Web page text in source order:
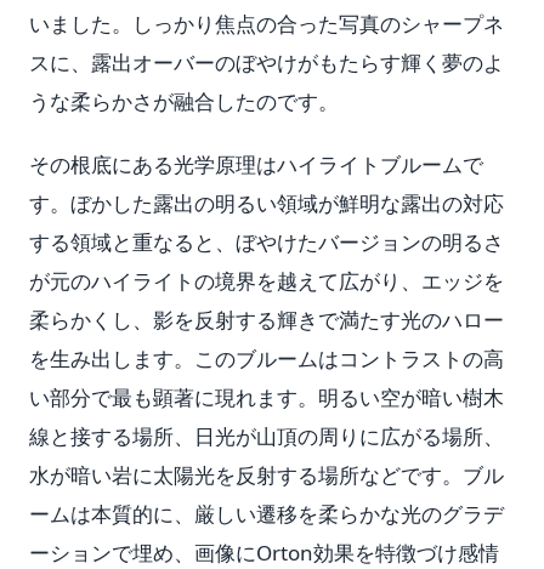
いました。しっかり焦点の合った写真のシャープネ
スに、露出オーバーのぼやけがもたらす輝く夢のよ
うな柔らかさが融合したのです。
その根底にある光学原理はハイライトブルームで
す。ぼかした露出の明るい領域が鮮明な露出の対応
する領域と重なると、ぼやけたバージョンの明るさ
が元のハイライトの境界を越えて広がり、エッジを
柔らかくし、影を反射する輝きで満たす光のハロー
を生み出します。このブルームはコントラストの高
い部分で最も顕著に現れます。明るい空が暗い樹木
線と接する場所、日光が山頂の周りに広がる場所、
水が暗い岩に太陽光を反射する場所などです。ブル
ームは本質的に、厳しい遷移を柔らかな光のグラデ
ーションで埋め、画像にOrton効果を特徴づけ感情